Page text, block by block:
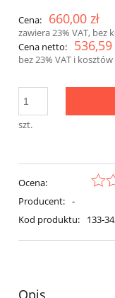
Cena: 660,00 zł
zawiera 23% VAT, bez
Cena netto:
536,59
bez 23% VAT i
szt.
Ocena:
Producent: -
Kod produktu:
133-